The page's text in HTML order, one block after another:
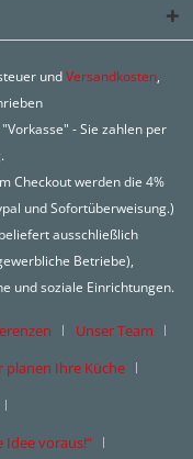
undVersandkosten,
- Sie zahlen per
Checkout werden die 4%
und Sofortüberweisung.)
ausschließlich
Betriebe),
und soziale Einrichtungen.
Unser Team
planen Ihre Küche
Idee voraus!“